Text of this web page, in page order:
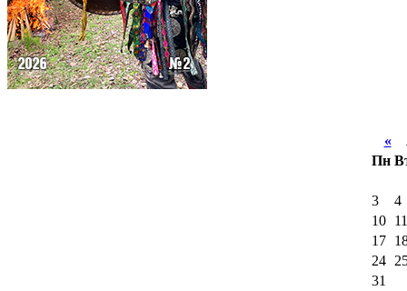
«
Пн
3
4
10
11
17
24
31